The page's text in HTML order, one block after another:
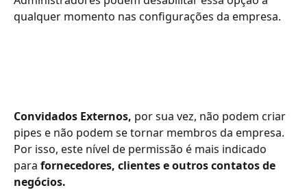
qualquer momento nas configurações da empresa.
Convidados Externos, por sua vez, não podem criar
pipes e não podem se tornar membros da empresa.
Por isso, este nível de permissão é mais indicado
para fornecedores, clientes e outros contatos de
negócios.